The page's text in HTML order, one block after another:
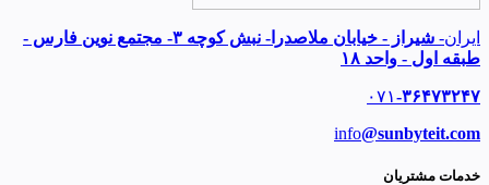
ایران-
شیراز - خیابان ملاصدرا- نبش کوچه ۳- مجتمع نوین فارس -
طبقه اول - واحد ۱۸
۰۷۱-۳۶۴۷۳۲۴۷
info@sunbyteit.com
خدمات مشتریان